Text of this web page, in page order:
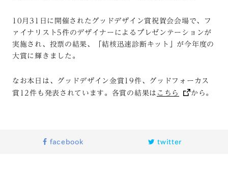
10月31日に開催されたグッドデザイン賞祝賀会会場で、フ
ァイナリスト5件のデザイナーによるプレゼンテーションが
実施され、投票の結果、「結核迅速診断キット」が今年度の
大賞に輝きました。
なお本日は、グッドデザイン金賞19件、グッドフォーカス
賞12件も発表されています。各賞の結果は こちら から。
facebook twitter